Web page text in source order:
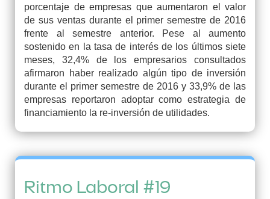
porcentaje de empresas que aumentaron el valor
de sus ventas durante el primer semestre de 2016
frente al semestre anterior. Pese al aumento
sostenido en la tasa de interés de los últimos siete
meses, 32,4% de los empresarios consultados
afirmaron haber realizado algún tipo de inversión
durante el primer semestre de 2016 y 33,9% de las
empresas reportaron adoptar como estrategia de
financiamiento la re-inversión de utilidades.
Ritmo Laboral #19